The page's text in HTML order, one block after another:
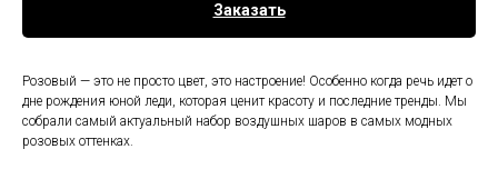
Заказать
Розовый — это не просто цвет, это настроение! Особенно когда речь идет о
дне рождения юной леди, которая ценит красоту и последние тренды. Мы
собрали самый актуальный набор воздушных шаров в самых модных
розовых оттенках.